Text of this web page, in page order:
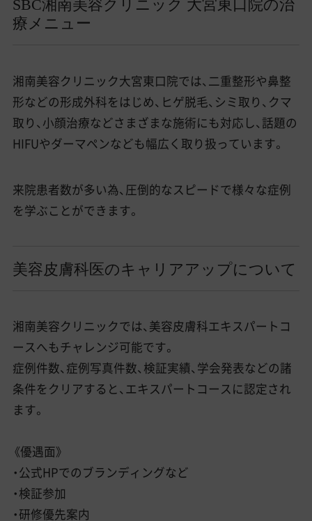
療メニュー
湘南美容クリニック大宮東口院では、二重整形や鼻整
形などの形成外科をはじめ、ヒゲ脱毛、シミ取り、クマ
取り、小顔治療などさまざまな施術にも対応し、話題の
HIFUやダーマペンなども幅広く取り扱っています。
来院患者数が多い為、圧倒的なスピードで様々な症例
を学ぶことができます。
美容皮膚科医のキャリアアップについて
湘南美容クリニックでは、美容皮膚科エキスパートコ
ースへもチャレンジ可能です。
症例件数、症例写真件数、検証実績、学会発表などの諸
条件をクリアすると、エキスパートコースに認定され
ます。
《優遇面》
・公式HPでのブランディングなど
・検証参加
・研修優先案内